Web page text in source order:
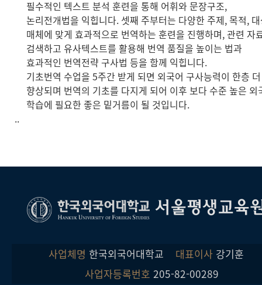
필수적인 텍스트 분석 훈련을 통해 어휘와 문장구조,
논리전개법을 익힙니다. 셋째 주부터는 다양한 주제, 목적,
매체에 맞게 효과적으로 번역하는 훈련을 진행하며, 관련 자
검색하고 유사텍스트를 활용해 번역 품질을 높이는 법과
효과적인 번역전략 구사법 등을 함께 익힙니다.
기초번역 수업을 5주간 받게 되면 외국어 구사능력이 한층 더
향상되며 번역의 기초를 다지게 되어 이후 보다 수준 높은 외
학습에 필요한 좋은 밑거름이 될 것입니다.
..
서울평생교육
사업체명 한국외국어대학교 대표이사 강기훈
사업자등록번호 205-82-00289